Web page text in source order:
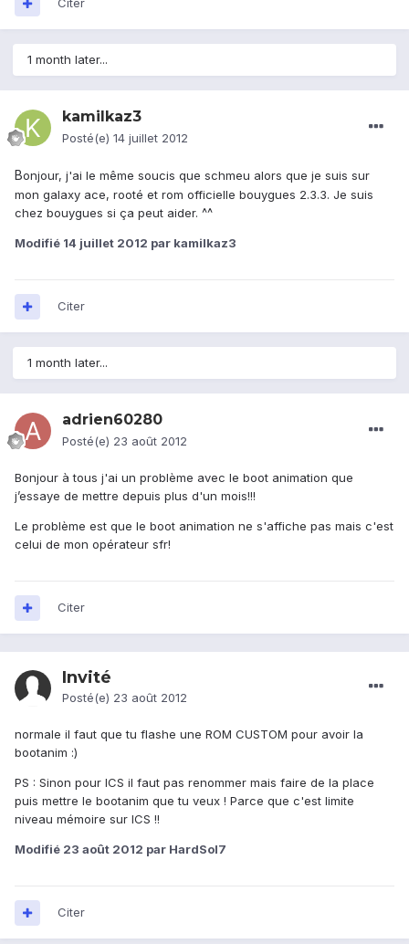
Citer
1 month later...
kamilkaz3
Posté(e) 14 juillet 2012
Bonjour, j'ai le même soucis que schmeu alors que je suis sur
mon galaxy ace, rooté et rom officielle bouygues 2.3.3. Je suis
chez bouygues si ça peut aider. ^^
Modifié 14 juillet 2012 par kamilkaz3
Citer
1 month later...
adrien60280
Posté(e) 23 août 2012
Bonjour à tous j'ai un problème avec le boot animation que
j’essaye de mettre depuis plus d'un mois!!!
Le problème est que le boot animation ne s'affiche pas mais c'est
celui de mon opérateur sfr!
Citer
Invité
Posté(e) 23 août 2012
normale il faut que tu flashe une ROM CUSTOM pour avoir la
bootanim :)
PS : Sinon pour ICS il faut pas renommer mais faire de la place
puis mettre le bootanim que tu veux ! Parce que c'est limite
niveau mémoire sur ICS !!
Modifié 23 août 2012 par HardSol7
Citer